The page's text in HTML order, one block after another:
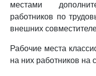
местами
работников по
внешних
Рабочие места
на них работников на